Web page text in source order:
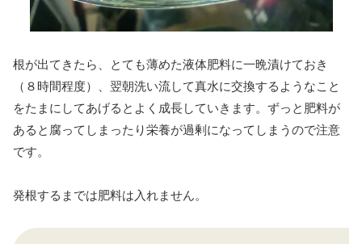
根が出てきたら、とても薄めた液体肥料に一晩漬けておき
（８時間程度）、翌朝洗い流して真水に交換するようなこと
をたまにしてあげるとよく成長していきます。ずっと肥料が
あると腐ってしまったり栄養が過剰になってしまうので注意
です。
発根するまでは肥料は入れません。